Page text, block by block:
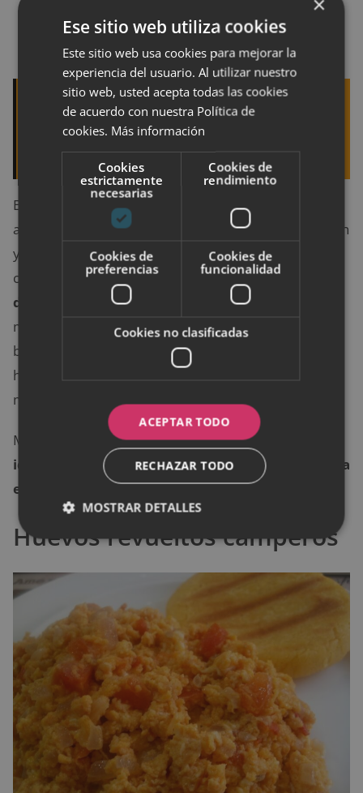
250 gramos de queso crema
Cinco Huevos
Quizá te interese leer:
7 recetas con
edamames fáciles de hacer, saludables y muy
sabrosas
El primer paso es calentar en una olla un poco de
aceite. Tras picar las cebollas y el pimiento, se añaden
y se echa sobre las verduras un poco de sal. A
continuación, se introduce el maíz.El queso se
divide en porciones
y se esparce en la olla. En el
momento en el que se derrita, se meten los huevos
batidos y se espera a que estén completamente
hechos. Después, se rompen con una espátula
mientras se siguen cocinando.
Minutos después la receta estará lista para servir.
ideal acompañarla con unas tortillas de maíz, una
ensalada o arroz blanco.
Huevos revueltos camperos
Ese sitio web utiliza cookies
Este sitio web usa cookies para mejorar la
experiencia del usuario. Al utilizar nuestro
sitio web, usted acepta todas las cookies
de acuerdo con nuestra Política de
cookies. Más información
Cookies
estrictamente
necesarias
Cookies de
rendimiento
Cookies de
preferencias
Cookies de
funcionalidad
Cookies no clasificadas
ACEPTAR TODO
RECHAZAR TODO
MOSTRAR DETALLES